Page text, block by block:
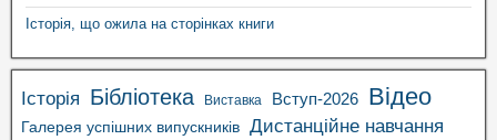
Історія, що ожила на сторінках книги
Історія Бібліотека Виставка Вступ-2026 Відео
Галерея успішних випускників Дистанційне навчання